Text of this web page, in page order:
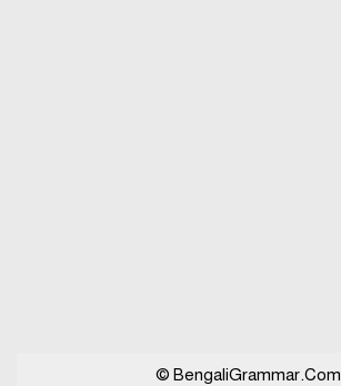
© BengaliGrammar.Com